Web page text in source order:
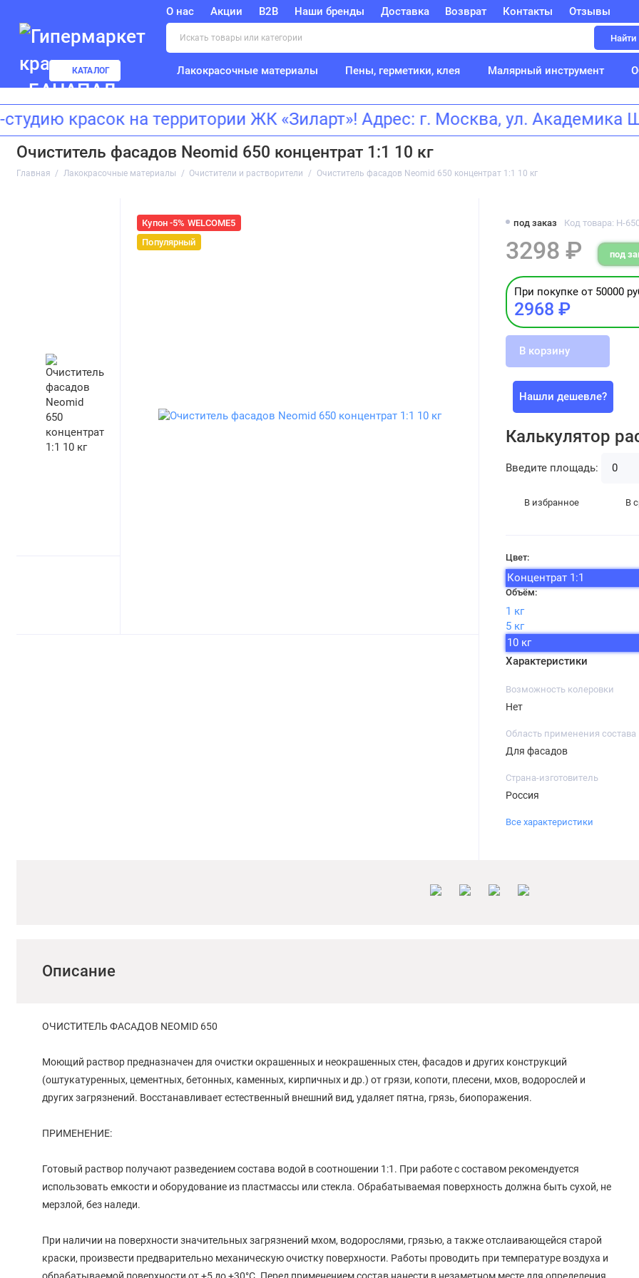
О нас Акции B2B Наши бренды Доставка Возврат Контакты Отзывы
Найти
КАТАЛОГ Лакокрасочные материалы Пены, герметики, клея Малярный инструмент
красок на территории ЖК «Зиларт»! Адрес: г. Москва, ул.
Очиститель фасадов Neomid 650 концентрат 1:1 10 кг
Главная Лакокрасочные материалы Очистители и растворители Очиститель фасадов Neomid 650 концентрат 1:1 10 кг
Купон -5% WELCOME5
Популярный
под заказ Код товара: Н-
3298 ₽ под
При покупке от 50000
2968 ₽
В корзину
Нашли дешевле?
Калькулятор
Введите площадь:
В избранное В
Цвет:
Концентрат 1:1
Объём:
1 кг
5 кг
10 кг
Характеристики
Возможность колеровки
Нет
Область применения состава
Для фасадов
Страна-изготовитель
Россия
Все характеристики
Описание
ОЧИСТИТЕЛЬ ФАСАДОВ NEOMID 650
Моющий раствор предназначен для очистки окрашенных и неокрашенных стен, фасадов и других конструкций
(оштукатуренных, цементных, бетонных, каменных, кирпичных и др.) от грязи, копоти, плесени, мхов, водорослей и
других загрязнений. Восстанавливает естественный внешний вид, удаляет пятна, грязь, биопоражения.
ПРИМЕНЕНИЕ:
Готовый раствор получают разведением состава водой в соотношении 1:1. При работе с составом рекомендуется
использовать емкости и оборудование из пластмассы или стекла. Обрабатываемая поверхность должна быть сухой, не
мерзлой, без наледи.
При наличии на поверхности значительных загрязнений мхом, водорослями, грязью, а также отслаивающейся старой
краски, произвести предварительно механическую очистку поверхности. Работы проводить при температуре воздуха и